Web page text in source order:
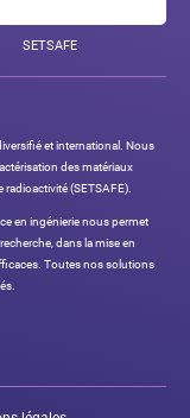
SETSAFE
et international. Nous
des matériaux
(SETSAFE).
en ingénierie nous permet
dans la mise en
Toutes nos solutions